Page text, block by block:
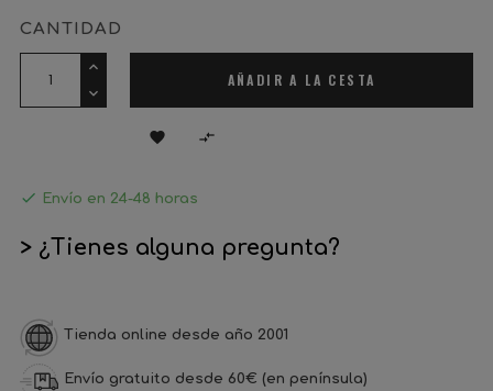
CANTIDAD
AÑADIR A LA CESTA
 
 Envío en 24-48 horas
> ¿Tienes alguna pregunta?
Tienda online desde año 2001
Envío gratuito desde 60€ (en península)